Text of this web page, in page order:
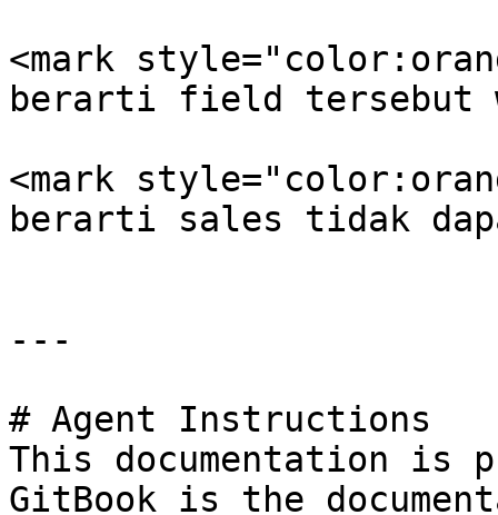
<mark
berarti field tersebut
<mark
berarti sales tidak
---
# Agent Instructions
This documentation is
GitBook is the